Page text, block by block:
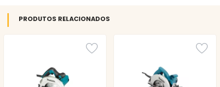
PRODUTOS RELACIONADOS